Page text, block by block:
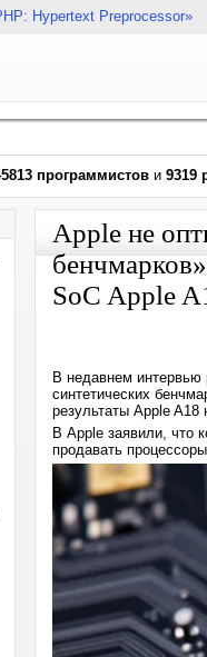
Hypertext Preprocessor»
программистов и 9319
Apple не
SoC Apple
В недавнем интервью
синтетических
результаты Apple A18
В Apple заявили, что
продавать